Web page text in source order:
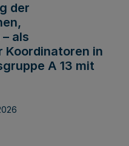
der
als
Koordinatoren in
A 13 mit